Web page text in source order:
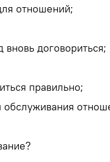
отношений;
договориться;
правильно;